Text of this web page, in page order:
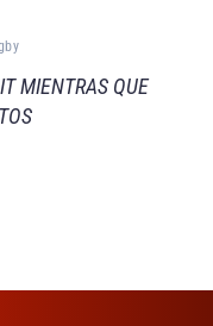
MIENTRAS QUE